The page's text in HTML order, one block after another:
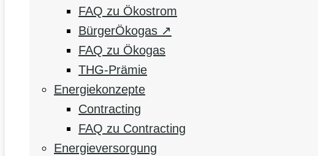
FAQ zu Ökostrom
BürgerÖkogas ↗
FAQ zu Ökogas
THG-Prämie
Energiekonzepte
Contracting
FAQ zu Contracting
Energieversorgung